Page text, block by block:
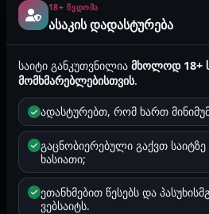
მარტო შეყოფა არაა :-)
კომენტარი წაშლილია
k kobera1996
2026-07-21 16:33
@Nia1234, კომაროვი არ
მაგრამ მათემატიკაში
18+ ᲬᲕᲓᲝᲛᲐ
ასაკის დადასტურება
საიტი განკუთვნილიამხოლოდ 18+
მომხმარებლებისთვის.
ადასტურებთ, რომ ხართ
გაცნობიერებული გაქვთ
ხასიათი;
ეთანხმებით წესებს და
ვებსაიტს.